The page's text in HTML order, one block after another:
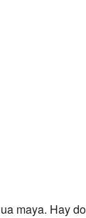
maya. Hay